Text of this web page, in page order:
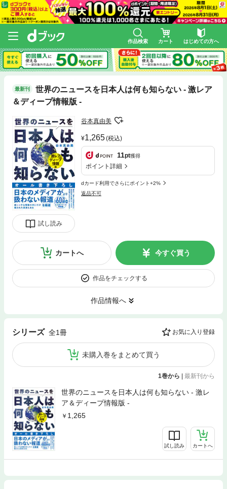
作品検索 カート はじめての方へ
最新刊
世界のニュースを日本人は何も知らない - 激レア
＆ディープ情報版 -
試し読み
谷本真由美
1,265(税込)
11pt獲得
ポイント詳細
dカード利用でさらにポイント+2%
返品不可
カートへ 今すぐ買う
作品をチェックする
作品情報へ
シリーズ 全1冊 お気に入り登録
未購入巻をまとめて買う
1巻から 最新刊から
世界のニュースを日本人は何も知らない - 激レ
ア＆ディープ情報版 -
1,265
試し読み カートへ